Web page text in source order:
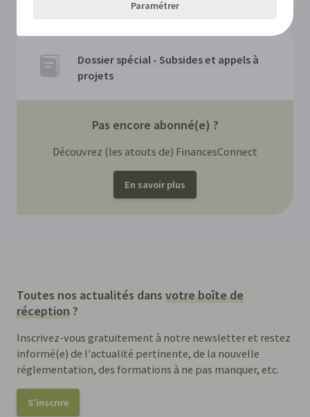
Paramétrer
Dossier spécial - Subsides et appels à
projets
Pas encore abonné(e) ?
Découvrez (les atouts de) FinancesConnect
En savoir plus
Toutes nos actualités dans votre boîte de
réception ?
Inscrivez-vous gratuitement à notre newsletter et restez
informé(e) de l'actualité pertinente, de la nouvelle
réglementation, des formations à ne pas manquer, etc.
S'inscrire